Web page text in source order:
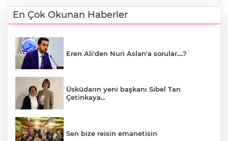
En Çok Okunan Haberler
Eren Ali'den Nuri Aslan'a sorular....?
Üsküdarın yeni başkanı Sibel Tan
Çetinkaya...
Sen bize reisin emanetisin